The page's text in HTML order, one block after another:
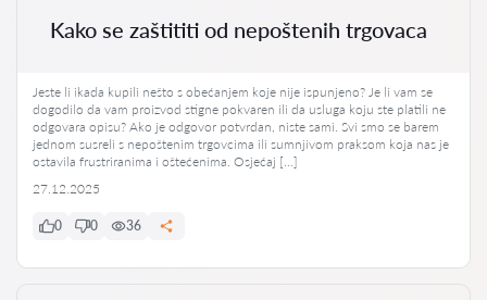
Kako se zaštititi od nepoštenih trgovaca
Jeste li ikada kupili nešto s obećanjem koje nije ispunjeno? Je li vam se
dogodilo da vam proizvod stigne pokvaren ili da usluga koju ste platili ne
odgovara opisu? Ako je odgovor potvrdan, niste sami. Svi smo se barem
jednom susreli s nepoštenim trgovcima ili sumnjivom praksom koja nas je
ostavila frustriranima i oštećenima. Osjećaj […]
27.12.2025
0 0 36